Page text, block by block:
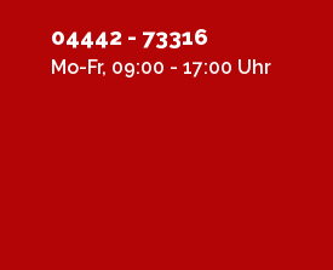
04442 - 73316
Mo-Fr, 09:00 - 17:00 Uhr